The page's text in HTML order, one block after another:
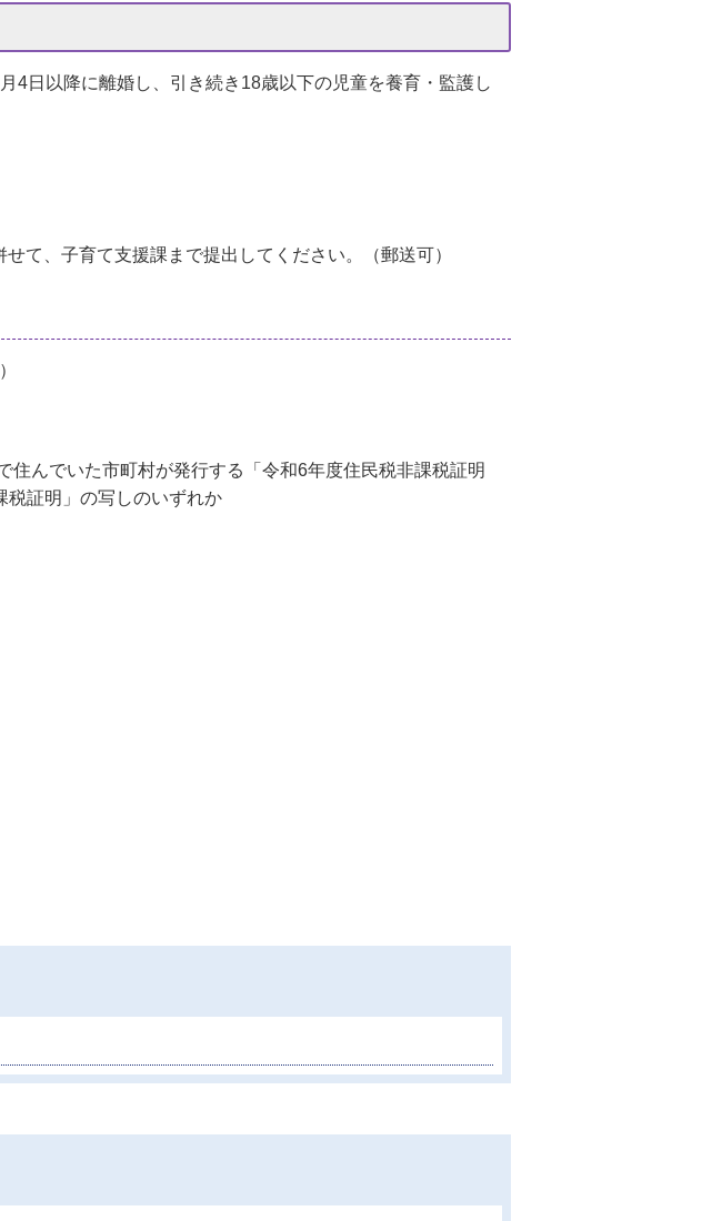
4日以降に離婚し、引き続き18歳以下の児童を養育・監護し
て、子育て支援課まで提出してください。（郵送可）
んでいた市町村が発行する「令和6年度住民税非課税証明
税証明」の写しのいずれか